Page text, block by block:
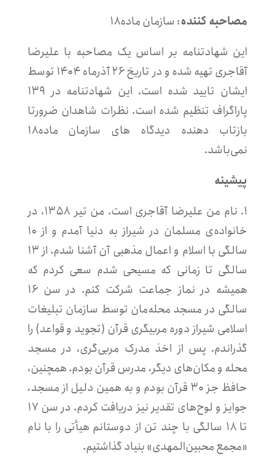
مصاحبه کننده: سازمان ماده۱۸
این شهادتنامه بر اساس یک مصاحبه با علیرضا
آقاجری تهیه شده و در تاریخ ۲۶ آذرماه ۱۴۰۴ توسط
ایشان تایید شده است. این شهادتنامه در ۱۳۹
پاراگراف تنظیم شده است. نظرات شاهدان ضرورتا
بازتاب دهنده دیدگاه های سازمان ماده۱۸
نمی‌باشد.
پیشینه
۱. نام من علیرضا آقاجری است. من تیر ۱۳۵۸، در
خانواده‌ی مسلمان در شیراز به دنیا آمدم و از ۱۰
سالگی با اسلام و اعمال مذهبی آن آشنا شدم. از ۱۳
سالگی تا زمانی که مسیحی شدم سعی کردم که
همیشه در نماز جماعت شرکت کنم. در سن ۱۶
سالگی در مسجد محله‌مان توسط سازمان تبلیغات
اسلامی شیراز دوره مربیگری قرآن (تجوید و قواعد) را
گذراندم. پس از اخذ مدرک مربی‌گری، در مسجد
محله و مکان‌های دیگر، مدرس قرآن بودم. همچنین،
حافظ جز ۳۰ قرآن بودم و به همین دلیل از مسجد،
جوایز و لوح‌های تقدیر نیز دریافت کردم. در سن ۱۷
تا ۱۸ سالگی با چند تن از دوستانم هیأتی را با نام
«مجمع محبین‌المهدی» بنیاد گذاشتیم.